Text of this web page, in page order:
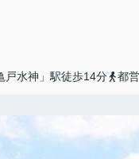
戸水神」駅徒歩14分 都